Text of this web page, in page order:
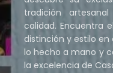
tradición
calidad. Encuentra
distinción y estilo en
lo hecho a mano y
la excelencia de